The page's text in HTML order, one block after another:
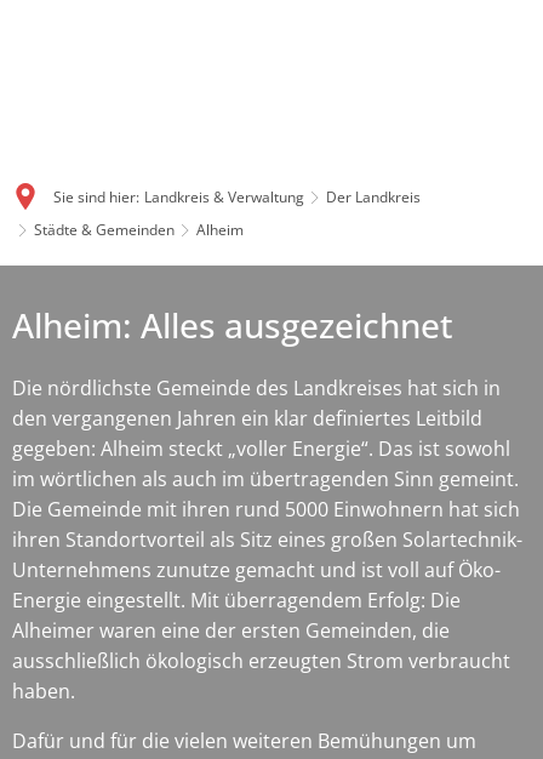
Sie sind hier: Landkreis & Verwaltung
Der Landkreis
Städte & Gemeinden
Alheim
Alheim: Alles ausgezeichnet
Die nördlichste Gemeinde des Landkreises hat sich in
den vergangenen Jahren ein klar definiertes Leitbild
gegeben: Alheim steckt „voller Energie“. Das ist sowohl
im wörtlichen als auch im übertragenden Sinn gemeint.
Die Gemeinde mit ihren rund 5000 Einwohnern hat sich
ihren Standortvorteil als Sitz eines großen Solartechnik-
Unternehmens zunutze gemacht und ist voll auf Öko-
Energie eingestellt. Mit überragendem Erfolg: Die
Alheimer waren eine der ersten Gemeinden, die
ausschließlich ökologisch erzeugten Strom verbraucht
haben.
Dafür und für die vielen weiteren Bemühungen um